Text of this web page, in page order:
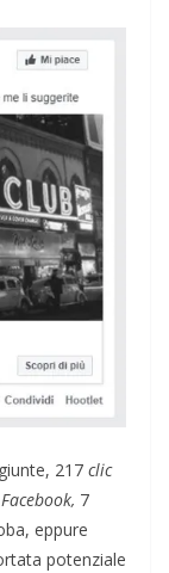
217 clic
Facebook, 7
eppure
potenziale